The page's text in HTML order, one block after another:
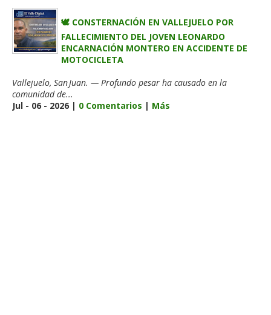
🕊️ CONSTERNACIÓN EN VALLEJUELO POR
FALLECIMIENTO DEL JOVEN LEONARDO
ENCARNACIÓN MONTERO EN ACCIDENTE DE
MOTOCICLETA
Vallejuelo, San Juan. — Profundo pesar ha causado en la
comunidad de...
Jul - 06 - 2026 | 0 Comentarios | Más